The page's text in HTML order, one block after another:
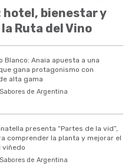
hotel, bienestar y
Ruta del Vino
Blanco: Anaia apuesta a una
gana protagonismo con
alta gama
de Argentina
presenta “Partes de la vid”,
comprender la planta y mejorar el
viñedo
de Argentina